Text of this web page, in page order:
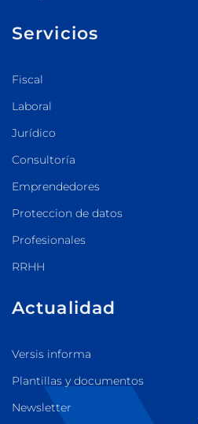
Servicios
Fiscal
Laboral
Jurídico
Consultoría
Emprendedores
Proteccion de datos
Profesionales
RRHH
Actualidad
Versis informa
Plantillas y documentos
Newsletter